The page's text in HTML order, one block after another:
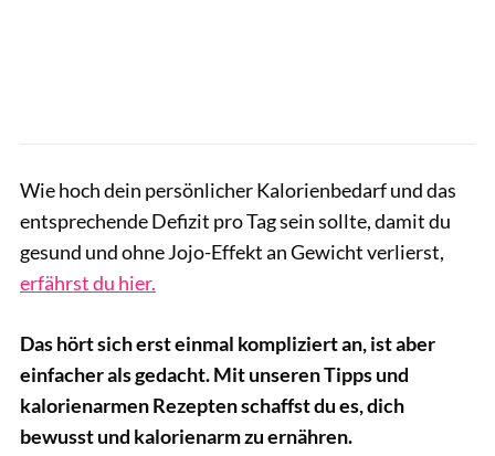
Wie hoch dein persönlicher Kalorienbedarf und das
entsprechende Defizit pro Tag sein sollte, damit du
gesund und ohne Jojo-Effekt an Gewicht verlierst,
erfährst du hier.
Das hört sich erst einmal kompliziert an, ist aber
einfacher als gedacht. Mit unseren Tipps und
kalorienarmen Rezepten schaffst du es, dich
bewusst und kalorienarm zu ernähren.